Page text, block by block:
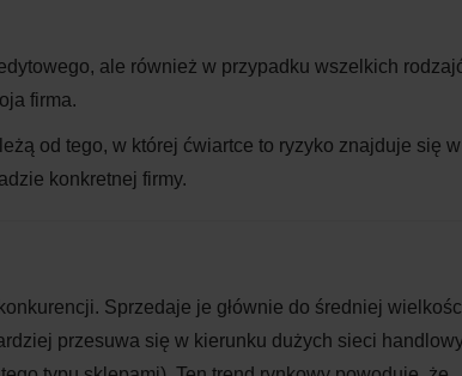
ale również w przypadku wszelkich
firma.
od tego, w której ćwiartce to ryzyko znajduje się w
konkretnej firmy.
Sprzedaje je głównie do średniej
przesuwa się w kierunku dużych sieci